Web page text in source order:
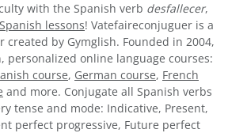
with the Spanish verb desfallecer,
lessons! Vatefaireconjuguer is a
by Gymglish. Founded in 2004,
personalized online language courses:
course, German course, French
and more. Conjugate all Spanish verbs
tense and mode: Indicative, Present,
perfect progressive, Future perfect